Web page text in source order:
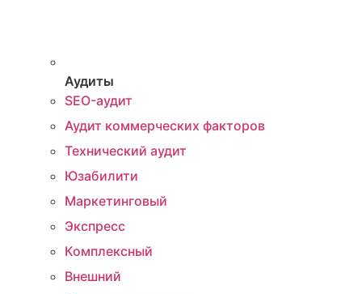
Аудиты
SEO-аудит
Аудит коммерческих факторов
Технический аудит
Юзабилити
Маркетинговый
Экспресс
Комплексный
Внешний